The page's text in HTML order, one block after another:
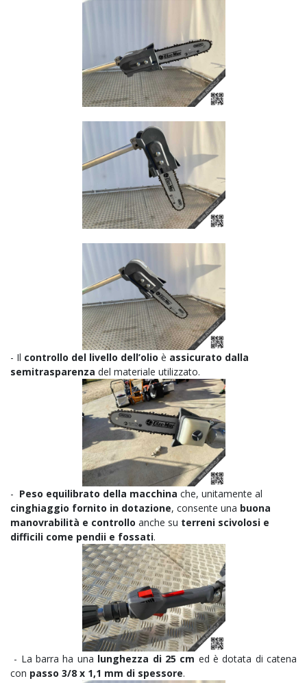
- Il controllo del livello dell’olio è assicurato dalla
semitrasparenza del materiale utilizzato.
- Peso equilibrato della macchina che, unitamente al
cinghiaggio fornito in dotazione, consente una buona
manovrabilità e controllo anche su terreni scivolosi e
difficili come pendii e fossati.
- La barra ha una lunghezza di 25 cm ed è dotata di catena
con passo 3/8 x 1,1 mm di spessore.